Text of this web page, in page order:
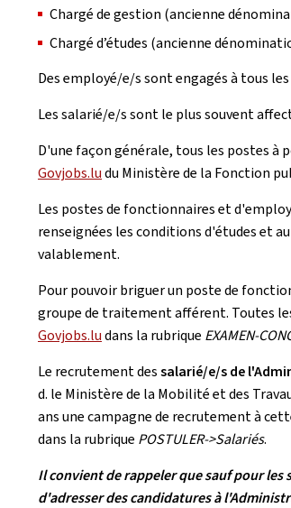
Chargé de gestion (ancienne
Chargé d’études (ancienne
Des employé/e/s sont engagés à tous
Les salarié/e/s sont le plus souvent
D'une façon générale, tous les postes à
Govjobs.ludu Ministère de la Fonction
Les postes de fonctionnaires et
renseignées les conditions d'études et
valablement.
Pour pouvoir briguer un poste de
groupe de traitement afférent. Toutes
Govjobs.ludans la rubrique EXAMEN-
Le recrutement dessalarié/e/s de
d. le Ministère de la Mobilité et des
ans une campagne de recrutement à
dans la rubrique POSTULER->Salariés.
Il convient de rappeler que sauf pour
d'adresser des candidatures à